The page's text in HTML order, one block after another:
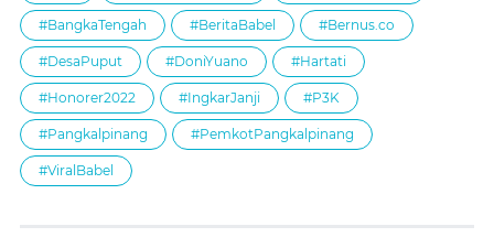
#BangkaTengah #BeritaBabel #Bernus.co
#DesaPuput #DoniYuano #Hartati
#Honorer2022 #IngkarJanji #P3K
#Pangkalpinang #PemkotPangkalpinang
#ViralBabel